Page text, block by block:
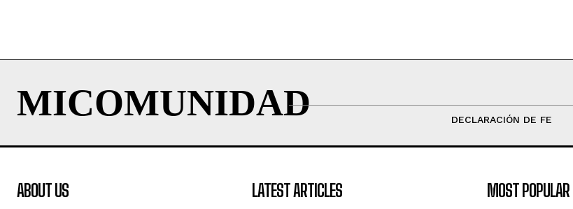
MICOMUNIDAD DECLARACIÓN DE FE
ABOUT US LATEST ARTICLES MOST POPULAR